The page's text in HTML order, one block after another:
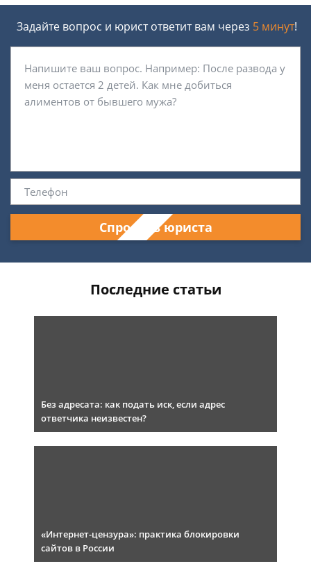
Задайте вопрос и юрист ответит вам через 5 минут!
Спросить юриста
Последние статьи
Без адресата: как подать иск, если адрес
ответчика неизвестен?
«Интернет-цензура»: практика блокировки
сайтов в России